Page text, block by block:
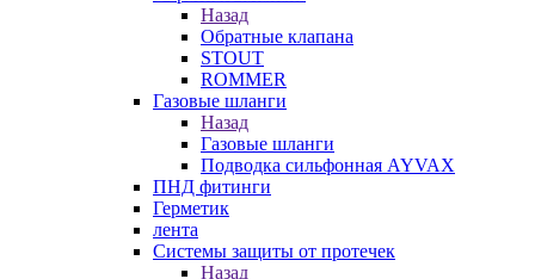
Назад
Обратные клапана
STOUT
ROMMER
Газовые шланги
Назад
Газовые шланги
Подводка сильфонная AYVAX
ПНД фитинги
Герметик
лента
Системы защиты от протечек
Назад